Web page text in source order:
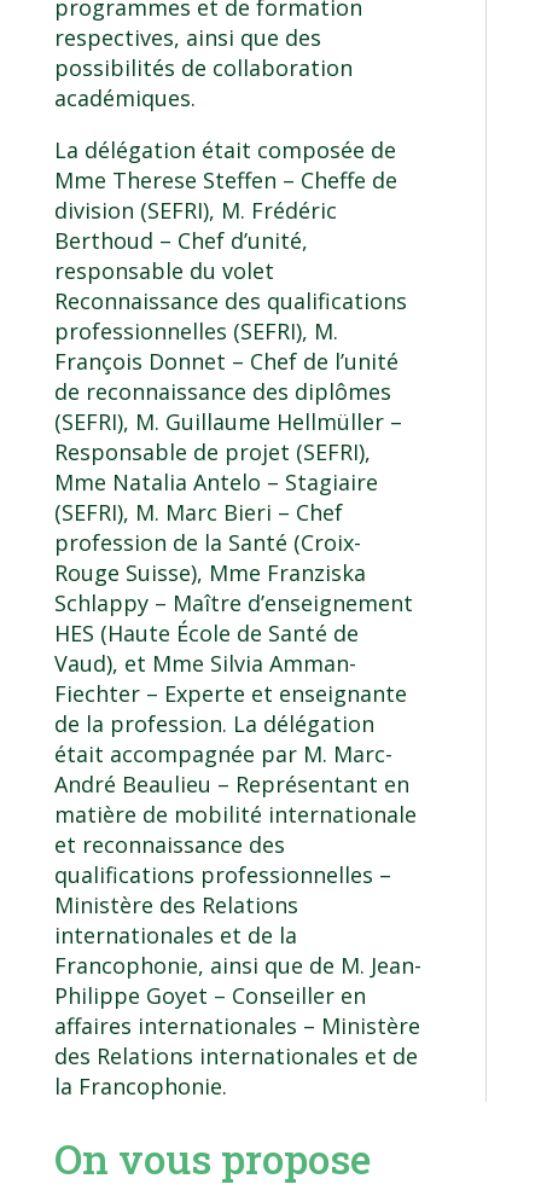
programmes et de formation
respectives, ainsi que des
possibilités de collaboration
académiques.
La délégation était composée de
Mme Therese Steffen – Cheffe de
division (SEFRI), M. Frédéric
Berthoud – Chef d’unité,
responsable du volet
Reconnaissance des qualifications
professionnelles (SEFRI), M.
François Donnet – Chef de l’unité
de reconnaissance des diplômes
(SEFRI), M. Guillaume Hellmüller –
Responsable de projet (SEFRI),
Mme Natalia Antelo – Stagiaire
(SEFRI), M. Marc Bieri – Chef
profession de la Santé (Croix-
Rouge Suisse), Mme Franziska
Schlappy – Maître d’enseignement
HES (Haute École de Santé de
Vaud), et Mme Silvia Amman-
Fiechter – Experte et enseignante
de la profession. La délégation
était accompagnée par M. Marc-
André Beaulieu – Représentant en
matière de mobilité internationale
et reconnaissance des
qualifications professionnelles –
Ministère des Relations
internationales et de la
Francophonie, ainsi que de M. Jean-
Philippe Goyet – Conseiller en
affaires internationales – Ministère
des Relations internationales et de
la Francophonie.
On vous propose